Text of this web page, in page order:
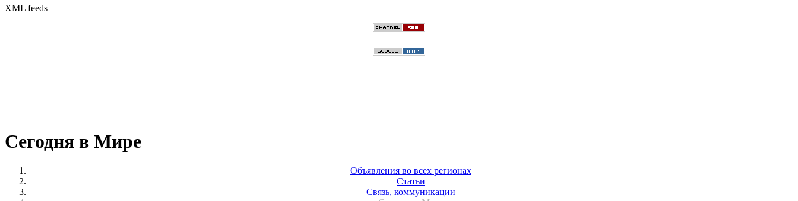
XML feeds
Сегодня в Мире
Объявления во всех регионах
Статьи
Связь, коммуникации